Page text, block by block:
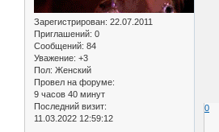
Зарегистрирован: 22.07.2011
Приглашений: 0
Сообщений: 84
Уважение: +3
Пол: Женский
Провел на форуме:
9 часов 40 минут
Последний визит:
11.03.2022 12:59:12
0